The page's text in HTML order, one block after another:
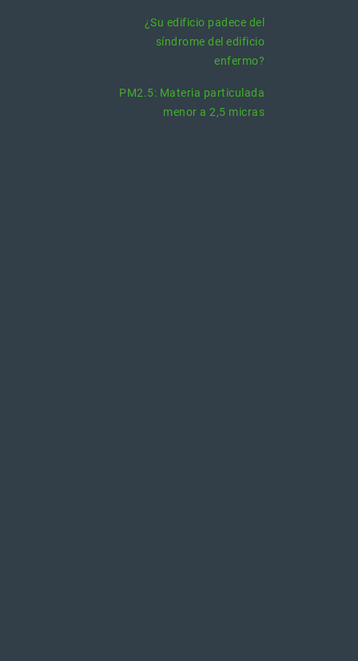
¿Su edificio padece del
síndrome del edificio
enfermo?
PM2.5: Materia particulada
menor a 2,5 micras